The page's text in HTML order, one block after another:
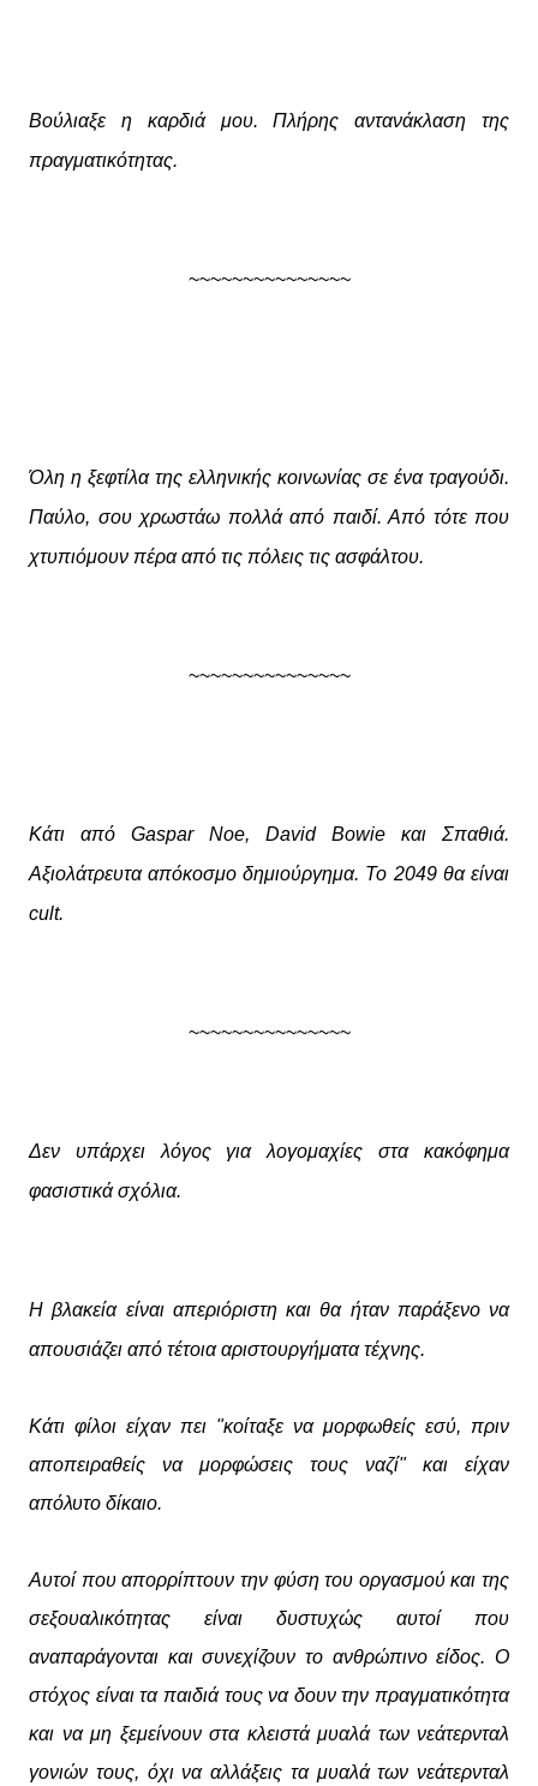
Βούλιαξε η καρδιά μου. Πλήρης αντανάκλαση της
πραγματικότητας.
~~~~~~~~~~~~~~~
Όλη η ξεφτίλα της ελληνικής κοινωνίας σε ένα τραγούδι.
Παύλο, σου χρωστάω πολλά από παιδί. Από τότε που
χτυπιόμουν πέρα από τις πόλεις τις ασφάλτου.
~~~~~~~~~~~~~~~
Κάτι από Gaspar Noe, David Bowie και Σπαθιά.
Αξιολάτρευτα απόκοσμο δημιούργημα. Το 2049 θα είναι
cult.
~~~~~~~~~~~~~~~
Δεν υπάρχει λόγος για λογομαχίες στα κακόφημα
φασιστικά σχόλια.
Η βλακεία είναι απεριόριστη και θα ήταν παράξενο να
απουσιάζει από τέτοια αριστουργήματα τέχνης.
Κάτι φίλοι είχαν πει "κοίταξε να μορφωθείς εσύ, πριν
αποπειραθείς να μορφώσεις τους ναζί" και είχαν
απόλυτο δίκαιο.
Αυτοί που απορρίπτουν την φύση του οργασμού και της
σεξουαλικότητας είναι δυστυχώς αυτοί που
αναπαράγονται και συνεχίζουν το ανθρώπινο είδος. Ο
στόχος είναι τα παιδιά τους να δουν την πραγματικότητα
και να μη ξεμείνουν στα κλειστά μυαλά των νεάτερνταλ
γονιών τους, όχι να αλλάξεις τα μυαλά των νεάτερνταλ